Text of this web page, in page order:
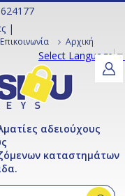
|
Επικοινωνία Αρχική
Select Language▼
αδειούχους
καταστημάτων